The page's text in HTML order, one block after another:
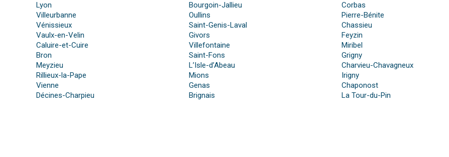
Lyon
Villeurbanne
Vénissieux
Vaulx-en-Velin
Caluire-et-Cuire
Bron
Meyzieu
Rillieux-la-Pape
Vienne
Décines-Charpieu
Bourgoin-Jallieu
Oullins
Saint-Genis-Laval
Givors
Villefontaine
Saint-Fons
L’Isle-d’Abeau
Mions
Genas
Brignais
Corbas
Pierre-Bénite
Chassieu
Feyzin
Miribel
Grigny
Charvieu-Chavagneux
Irigny
Chaponost
La Tour-du-Pin